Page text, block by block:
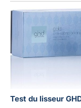
Test du lisseur